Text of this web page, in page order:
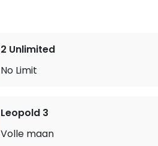
2 Unlimited
No Limit
Leopold 3
Volle maan